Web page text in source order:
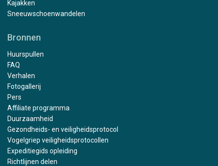
Kajakken
Sneeuwschoenwandelen
Bronnen
Huurspullen
FAQ
Verhalen
Fotogallerij
Pers
Affiliate programma
Duurzaamheid
Gezondheids- en veiligheidsprotocol
Vogelgriep veiligheidsprotocollen
Expeditiegids opleiding
Richtlijnen delen